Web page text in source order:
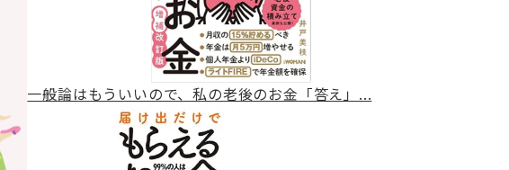
一般論はもういいので、私の老後のお金「答え」...